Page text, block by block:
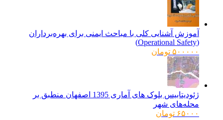
آموزش آشنایی کلی با مباحث ایمنی برای بهره‌برداران
۵۰۰۰۰۰ تومان
ژئودیتابیس بلوک های آماری 1395 اصفهان منطبق بر
محله‌های شهر
۶۵۰۰۰ تومان